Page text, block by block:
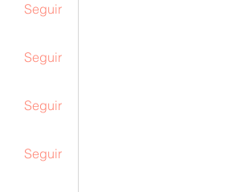
Seguir
Seguir
Seguir
Seguir